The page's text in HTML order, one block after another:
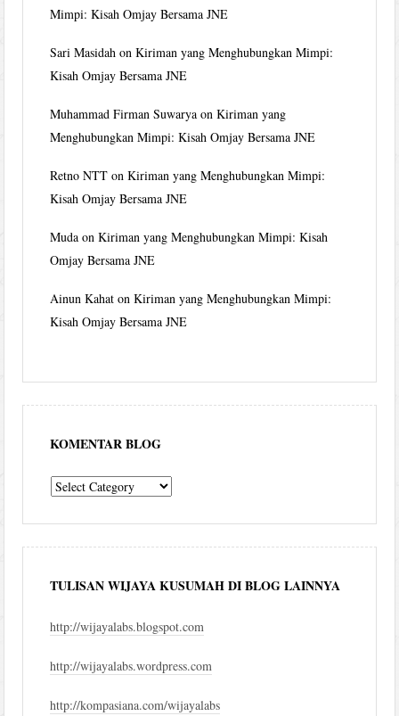
Mimpi: Kisah Omjay Bersama JNE
Sari Masidah onKiriman yang Menghubungkan Mimpi:
Kisah Omjay Bersama JNE
Muhammad Firman Suwarya onKiriman yang
Menghubungkan Mimpi: Kisah Omjay Bersama JNE
Retno NTT onKiriman yang Menghubungkan Mimpi:
Kisah Omjay Bersama JNE
Muda onKiriman yang Menghubungkan Mimpi: Kisah
Omjay Bersama JNE
Ainun Kahat onKiriman yang Menghubungkan Mimpi:
Kisah Omjay Bersama JNE
KOMENTAR BLOG
komentar
TULISAN WIJAYA KUSUMAH DI BLOG LAINNYA
http://wijayalabs.blogspot.com
http://wijayalabs.wordpress.com
http://kompasiana.com/wijayalabs